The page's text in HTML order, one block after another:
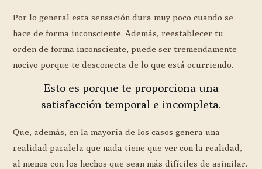
Por lo general esta sensación dura muy poco cuando se
hace de forma inconsciente. Además, reestablecer tu
orden de forma inconsciente, puede ser tremendamente
nocivo porque te desconecta de lo que está ocurriendo.
Esto es porque te proporciona una
satisfacción temporal e incompleta.
Que, además, en la mayoría de los casos genera una
realidad paralela que nada tiene que ver con la realidad,
al menos con los hechos que sean más difíciles de asimilar.